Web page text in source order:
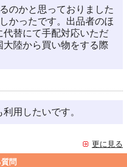
のかと思っておりました
かったです。出品者のほ
代替にて手配対応いただ
大陸から買い物をする際
用したいです。
更に見る
問